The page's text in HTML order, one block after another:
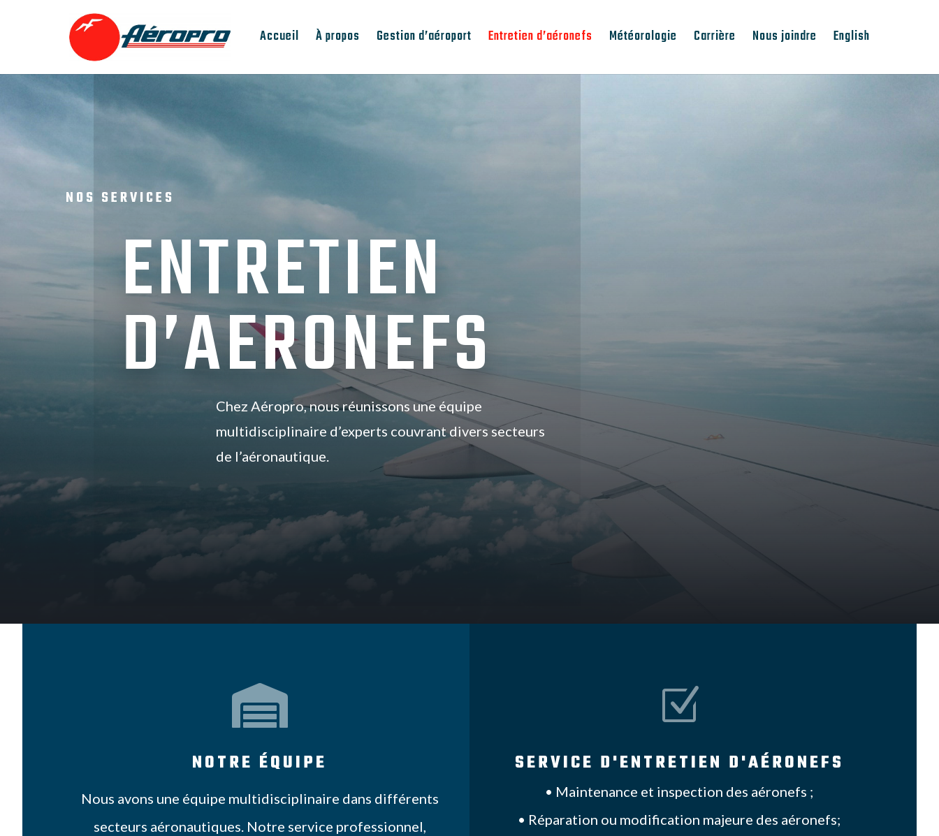
Accueil À propos Gestion d’aéroport Entretien d’aéronefs Météorologie Carrière Nous joindre English
NOS SERVICES
ENTRETIEN
D’AERONEFS
Chez Aéropro, nous réunissons une équipe
multidisciplinaire d’experts couvrant divers secteurs
de l’aéronautique.

NOTRE ÉQUIPE
Nous avons une équipe multidisciplinaire dans différents
secteurs aéronautiques. Notre service professionnel,
Z
SERVICE D'ENTRETIEN D'AÉRONEFS
• Maintenance et inspection des aéronefs ;
• Réparation ou modification majeure des aéronefs;